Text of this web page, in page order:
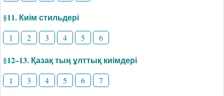
§11. Киім стильдері
1 2 3 4 5 6
§12–13. Қазақ тың ұлттық киімдері
1 3 4 5 6 7